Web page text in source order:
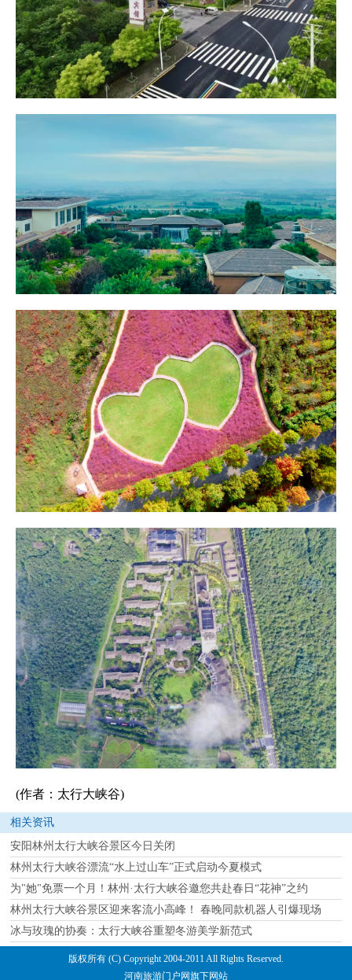
(作者：太行大峡谷)
相关资讯
安阳林州太行大峡谷景区今日关闭
林州太行大峡谷漂流“水上过山车”正式启动今夏模式
为"她"免票一个月！林州·太行大峡谷邀您共赴春日“花神”之约
林州太行大峡谷景区迎来客流小高峰！ 春晚同款机器人引爆现场
冰与玫瑰的协奏：太行大峡谷重塑冬游美学新范式
版权所有 (C) Copyright 2004-2011 All Rights Reserved.
河南旅游门户网旗下网站